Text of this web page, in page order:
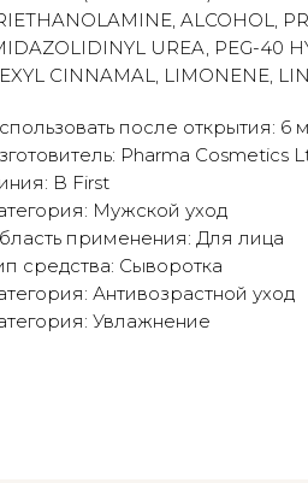
ALCOHOL,
UREA, PEG-40
CINNAMAL, LIMONENE,
после открытия: 6 м
Pharma Cosmetics
B First
Мужской уход
применения: Для лица
средства: Сыворотка
Антивозрастной уход
Увлажнение